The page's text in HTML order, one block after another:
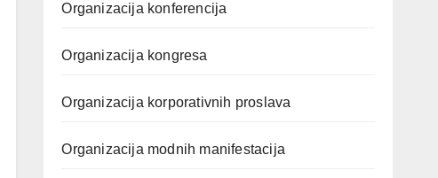
Organizacija konferencija
Organizacija kongresa
Organizacija korporativnih proslava
Organizacija modnih manifestacija